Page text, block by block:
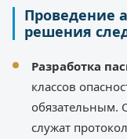
Проведение
решения
Разработка
классов
обязательным.
служат